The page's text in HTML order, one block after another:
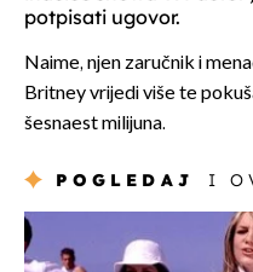
potpisati ugovor.
Naime, njen zaručnik i
Britney vrijedi više te
šesnaest milijuna.
POGLEDAJ I